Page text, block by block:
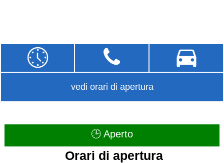
vedi orari di apertura
🕒 Aperto
Orari di apertura